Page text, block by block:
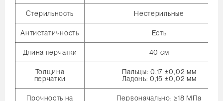
Стерильность Нестерильные
Антистатичность Есть
Длина перчатки 40 см
Толщина
перчатки
Пальцы: 0,17 ±0,02 мм
Ладонь: 0,15 ±0,02 мм
Прочность на Первоначально: ≥18 МПа